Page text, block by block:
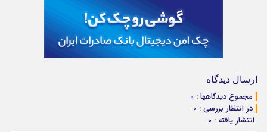
ارسال دیدگاه
مجموع دیدگاهها : 0
در انتظار بررسی : 0
انتشار یافته : ۰